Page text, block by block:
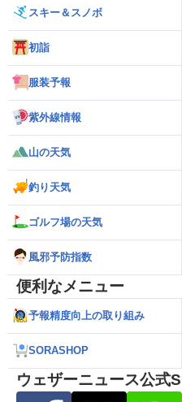
スキー＆スノボ
初詣
服装予報
紫外線情報
山の天気
釣り天気
ゴルフ場の天気
風邪予防指数
便利なメニュー
予報精度向上の取り組み
SORASHOP
ウェザーニュース公式